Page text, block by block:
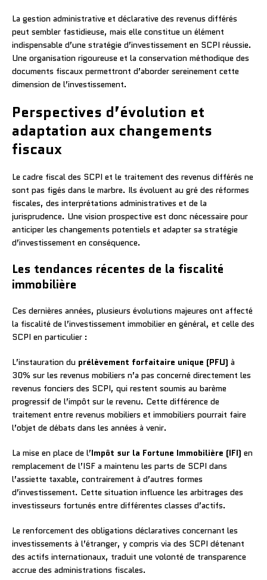
La gestion administrative et déclarative des revenus différés
peut sembler fastidieuse, mais elle constitue un élément
indispensable d’une stratégie d’investissement en SCPI réussie.
Une organisation rigoureuse et la conservation méthodique des
documents fiscaux permettront d’aborder sereinement cette
dimension de l’investissement.
Perspectives d’évolution et
adaptation aux changements
fiscaux
Le cadre fiscal des SCPI et le traitement des revenus différés ne
sont pas figés dans le marbre. Ils évoluent au gré des réformes
fiscales, des interprétations administratives et de la
jurisprudence. Une vision prospective est donc nécessaire pour
anticiper les changements potentiels et adapter sa stratégie
d’investissement en conséquence.
Les tendances récentes de la fiscalité
immobilière
Ces dernières années, plusieurs évolutions majeures ont affecté
la fiscalité de l’investissement immobilier en général, et celle des
SCPI en particulier :
L’instauration du prélèvement forfaitaire unique (PFU) à
30% sur les revenus mobiliers n’a pas concerné directement les
revenus fonciers des SCPI, qui restent soumis au barème
progressif de l’impôt sur le revenu. Cette différence de
traitement entre revenus mobiliers et immobiliers pourrait faire
l’objet de débats dans les années à venir.
La mise en place de l’Impôt sur la Fortune Immobilière (IFI) en
remplacement de l’ISF a maintenu les parts de SCPI dans
l’assiette taxable, contrairement à d’autres formes
d’investissement. Cette situation influence les arbitrages des
investisseurs fortunés entre différentes classes d’actifs.
Le renforcement des obligations déclaratives concernant les
investissements à l’étranger, y compris via des SCPI détenant
des actifs internationaux, traduit une volonté de transparence
accrue des administrations fiscales.